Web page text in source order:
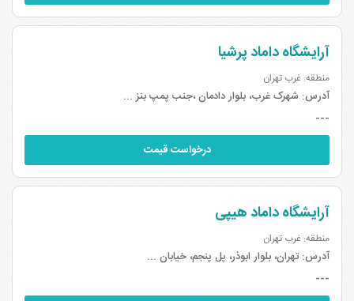
آرایشگاه داماد پرشیا
منطقه: غرب تهران
آدرس: شهرک غرب، بلوار دادمان ،جنب پمپ بنز ...
---
درخواست قیمت
آرایشگاه داماد هیپی
منطقه: غرب تهران
آدرس: تهران، بلوار ابوذر، پل پنجم، خیابان ...
---